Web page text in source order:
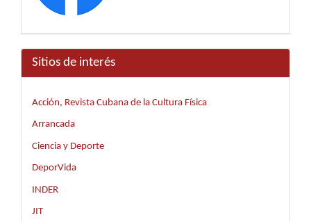
Sitios de interés
Acción, Revista Cubana de la Cultura Física
Arrancada
Ciencia y Deporte
DeporVida
INDER
JIT